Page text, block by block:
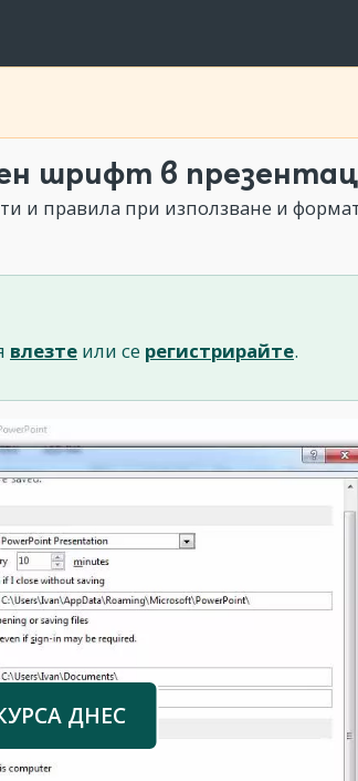
шрифт в
при използване и форматиране на текст в
влезте или се регистрирайте.
ДНЕС